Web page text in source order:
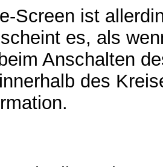
Screen ist
es, als
Anschalten
des